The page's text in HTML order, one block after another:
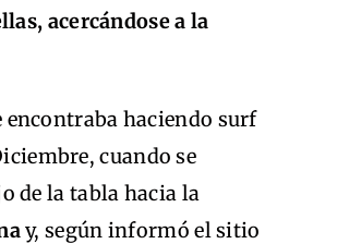
acercándose a la
encontraba haciendo surf
cuando se
de la tabla hacia la
y, según informó el sitio